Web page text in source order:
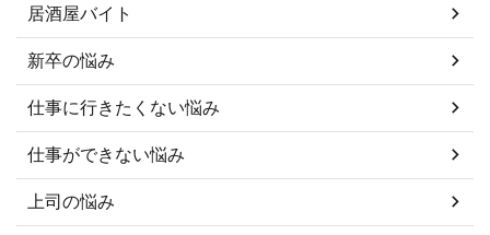
居酒屋バイト
新卒の悩み
仕事に行きたくない悩み
仕事ができない悩み
上司の悩み